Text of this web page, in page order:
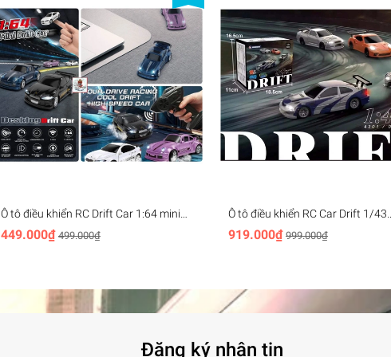
Ô tô điều khiển RC Drift Car 1:64 mini
racing 2.4G 4WD - FAYEE Model
449.000₫ 499.000₫
Ô tô điều khiển RC Car Drift 1/43
Chassis model mini racing 2.4G
remote controld JIABAILE
919.000₫ 999.000₫
Đăng ký nhận tin